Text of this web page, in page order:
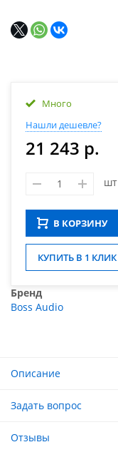
Много
Нашли дешевле?
21 243 р.
шт
В КОРЗИНУ
КУПИТЬ В 1 КЛИК
Бренд
Boss Audio
Описание
Задать вопрос
Отзывы